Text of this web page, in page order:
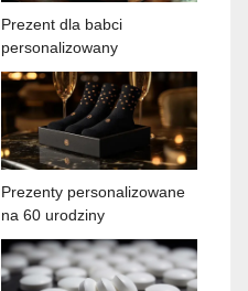
Prezent dla babci
personalizowany
Prezenty personalizowane
na 60 urodziny